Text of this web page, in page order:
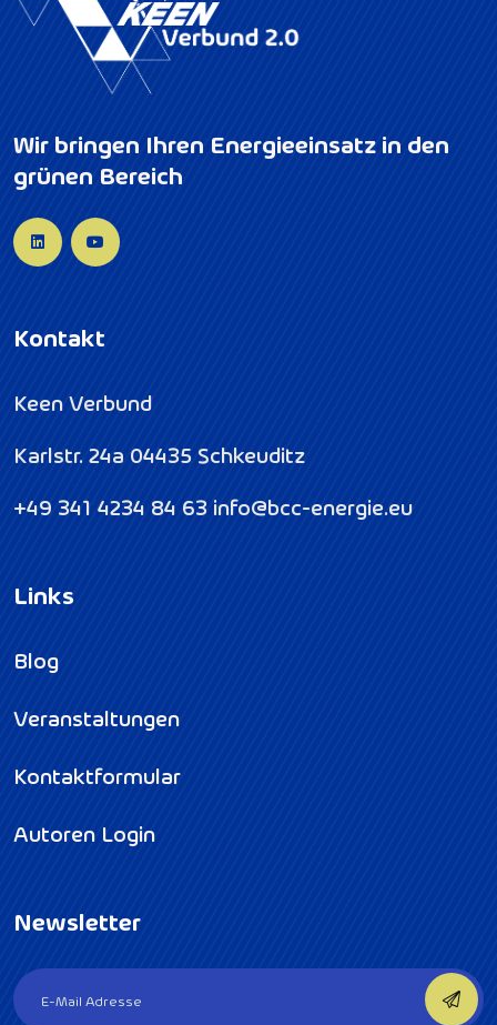
Wir bringen Ihren Energieeinsatz in den
grünen Bereich
Kontakt
Keen Verbund
Karlstr. 24a 04435 Schkeuditz
+49 341 4234 84 63 info@bcc-energie.eu
Links
Blog
Veranstaltungen
Kontaktformular
Autoren Login
Newsletter